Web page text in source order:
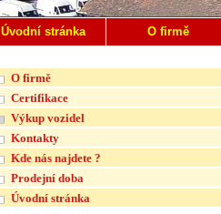
Úvodní stránka O firmě
O firmě
Certifikace
Výkup vozidel
Kontakty
Kde nás najdete ?
Prodejní doba
Úvodní stránka